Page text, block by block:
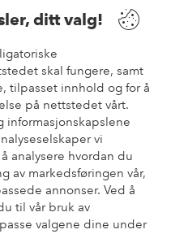
ditt valg!
skal fungere, samt
tilpasset innhold og for å
på nettstedet vårt.
informasjonskapslene
vi
analysere hvordan du
av markedsføringen vår,
annonser. Ved å
til vår bruk av
valgene dine under
?